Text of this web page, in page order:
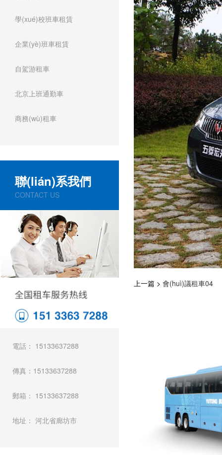
學(xué)校班車租賃
企業(yè)班車租賃
自駕游租車
北京上班通勤車
商務(wù)租車
聯(lián)系我們
CONTACT US
電話： 15133637288
傳真：15133637288
郵箱： 15133637288
地址： 河北省廊坊市
上一篇 > 會(huì)議租車04